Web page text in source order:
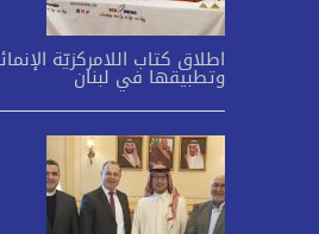
اطلاق كتاب اللامركزيّة
وتطبيقها في لبنان